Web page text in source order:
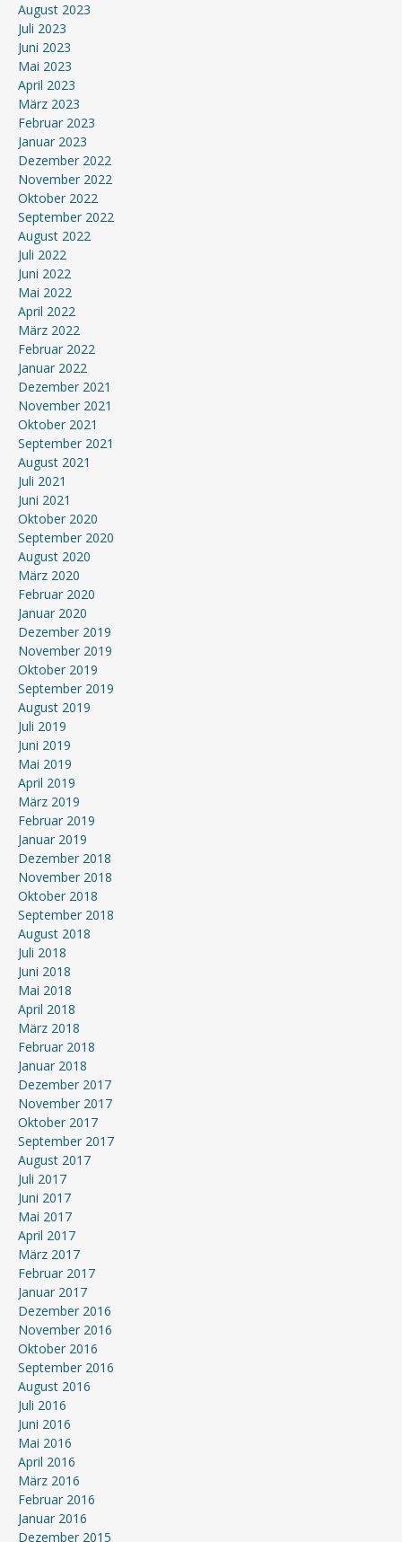
August 2023
Juli 2023
Juni 2023
Mai 2023
April 2023
März 2023
Februar 2023
Januar 2023
Dezember 2022
November 2022
Oktober 2022
September 2022
August 2022
Juli 2022
Juni 2022
Mai 2022
April 2022
März 2022
Februar 2022
Januar 2022
Dezember 2021
November 2021
Oktober 2021
September 2021
August 2021
Juli 2021
Juni 2021
Oktober 2020
September 2020
August 2020
März 2020
Februar 2020
Januar 2020
Dezember 2019
November 2019
Oktober 2019
September 2019
August 2019
Juli 2019
Juni 2019
Mai 2019
April 2019
März 2019
Februar 2019
Januar 2019
Dezember 2018
November 2018
Oktober 2018
September 2018
August 2018
Juli 2018
Juni 2018
Mai 2018
April 2018
März 2018
Februar 2018
Januar 2018
Dezember 2017
November 2017
Oktober 2017
September 2017
August 2017
Juli 2017
Juni 2017
Mai 2017
April 2017
März 2017
Februar 2017
Januar 2017
Dezember 2016
November 2016
Oktober 2016
September 2016
August 2016
Juli 2016
Juni 2016
Mai 2016
April 2016
März 2016
Februar 2016
Januar 2016
Dezember 2015